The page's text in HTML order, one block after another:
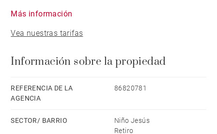
Madrid, ofreciendo una luminosidad excepcional y
calidades, combinando materiales cuidadosamente
seleccionados, diseño contemporáneo y una
distribución pensada para el máximo confort. Cada
espacio ha sido concebido para crear una atmósfera
Más información
Vea nuestras tarifas
Información sobre la propiedad
REFERENCIA DE LA
AGENCIA
86820781
SECTOR/ BARRIO
Niño Jesús
Retiro